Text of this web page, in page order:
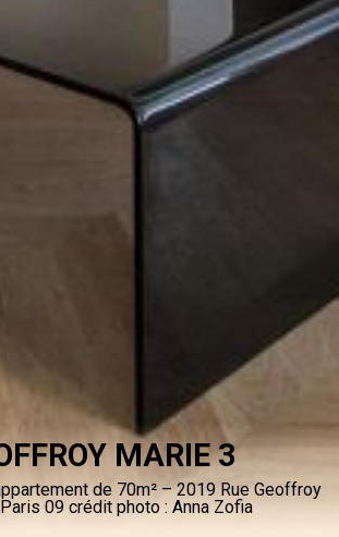
MARIE 3
de 70m² – 2019 Rue Geoffroy
09 crédit photo : Anna Zofia